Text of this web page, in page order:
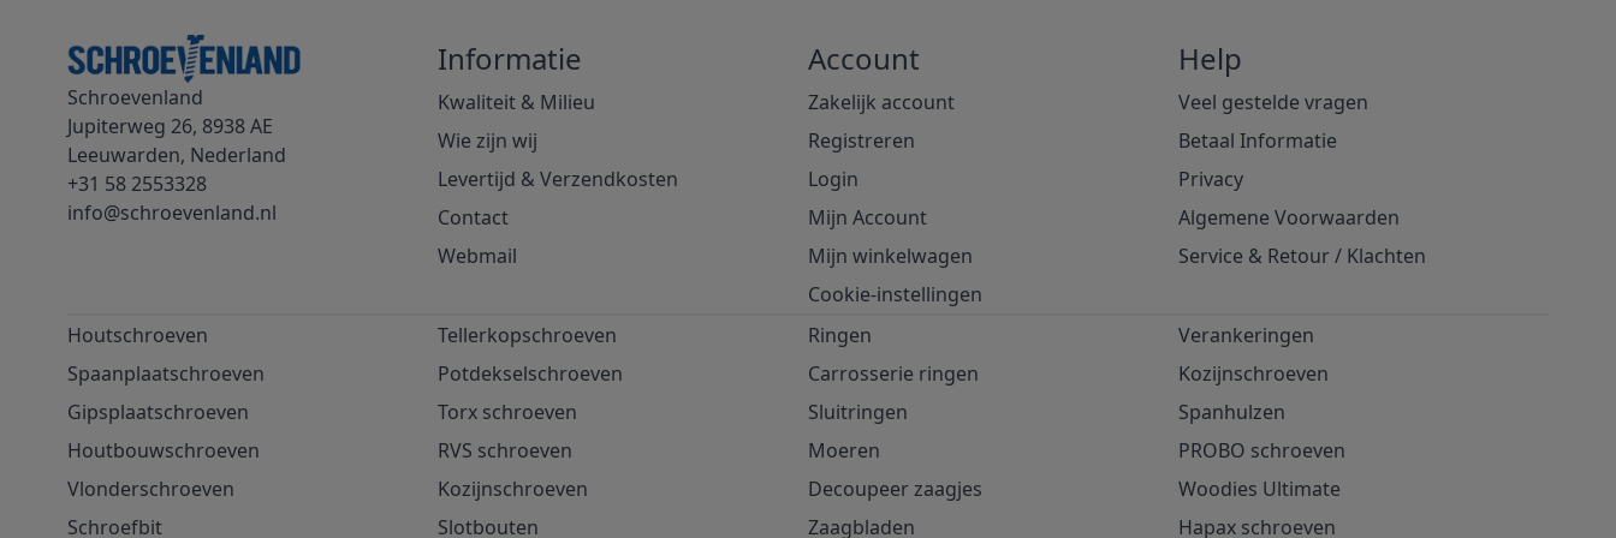
Schroevenland
Jupiterweg 26, 8938 AE
Leeuwarden, Nederland
+31 58 2553328
info@schroevenland.nl
Informatie
Kwaliteit & Milieu
Wie zijn wij
Levertijd & Verzendkosten
Contact
Webmail
Account
Zakelijk account
Registreren
Login
Mijn Account
Mijn winkelwagen
Cookie-instellingen
Help
Veel gestelde vragen
Betaal Informatie
Privacy
Algemene Voorwaarden
Service & Retour/ Klachten
Houtschroeven
Spaanplaatschroeven
Gipsplaatschroeven
Houtbouwschroeven
Vlonderschroeven
Schroefbit
Tellerkopschroeven
Potdekselschroeven
Torx schroeven
RVS schroeven
Kozijnschroeven
Slotbouten
Ringen
Carrosserie ringen
Sluitringen
Moeren
Decoupeer zaagjes
Zaagbladen
Verankeringen
Kozijnschroeven
Spanhulzen
PROBO schroeven
Woodies Ultimate
Hapax schroeven